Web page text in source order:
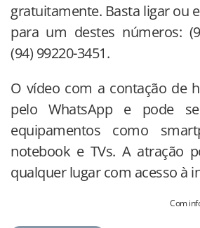
gratuitamente. Basta ligar ou
para um destes números:
(94) 99220-3451.
O vídeo com a contação de
pelo WhatsApp e pode
equipamentos como
notebook e TVs. A atração
qualquer lugar com acesso à
Com